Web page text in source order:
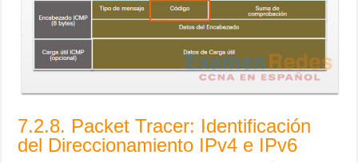
7.2.8. Packet Tracer: Identificación
del Direccionamiento IPv4 e IPv6